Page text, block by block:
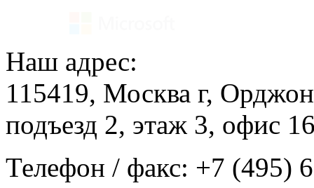
Наш адрес:
115419, Москва г,
подъезд 2, этаж 3, офис
Телефон / факс: +7 (495)